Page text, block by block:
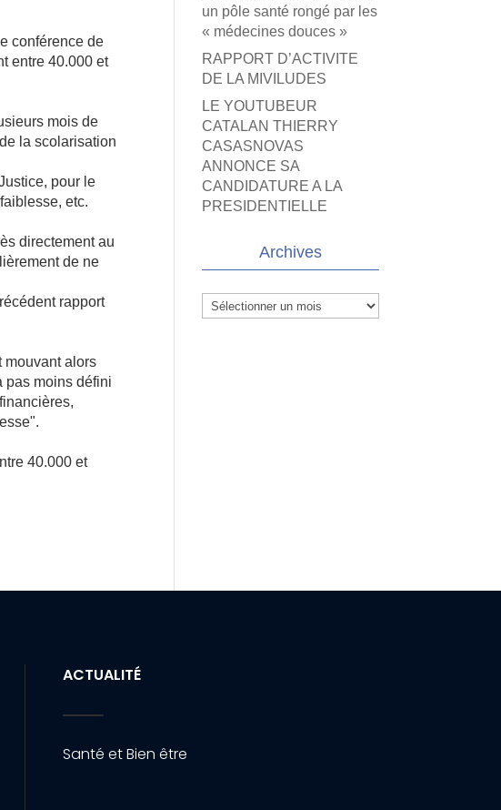
conférence de
entre 40.000 et
mois de
la scolarisation
pour le
etc.
directement au
de ne
rapport
mouvant alors
pas moins défini
40.000 et
un pôle santé rongé par les
« médecines douces »
RAPPORT D’ACTIVITE
DE LA MIVILUDES
LE YOUTUBEUR
CATALAN THIERRY
CASASNOVAS
ANNONCE SA
CANDIDATURE A LA
PRESIDENTIELLE
Archives
Archives
ACTUALITÉ
Santé et Bien être